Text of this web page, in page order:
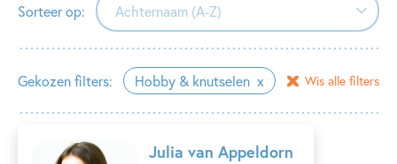
Sorteer op: Achternaam (A-Z)
Achternaam (A-Z)
Achternaam (Z-A)
Voornaam (A-Z)
Voornaam (Z-A)
Gekozen filters: Hobby & knutselen Wis alle filters
Julia van Appeldorn